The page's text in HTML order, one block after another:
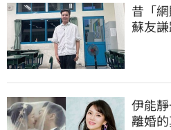
昔「
蘇友
伊能
離婚